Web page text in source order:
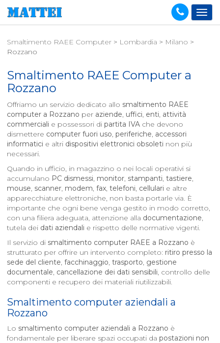
Smaltimento RAEE Computer > Lombardia > Milano >
Rozzano
Smaltimento RAEE Computer a
Rozzano
Offriamo un servizio dedicato allo smaltimento RAEE
computer a Rozzano per aziende, uffici, enti, attività
commerciali e possessori di partita IVA che devono
dismettere computer fuori uso, periferiche, accessori
informatici e altri dispositivi elettronici obsoleti non più
necessari.
Quando in ufficio, in magazzino o nei locali operativi si
accumulano PC dismessi, monitor, stampanti, tastiere,
mouse, scanner, modem, fax, telefoni, cellulari e altre
apparecchiature elettroniche, non basta portarle via. È
importante che ogni bene venga gestito in modo corretto,
con una filiera adeguata, attenzione alla documentazione,
tutela dei dati aziendali e rispetto delle normative vigenti.
Il servizio di smaltimento computer RAEE a Rozzano è
strutturato per offrire un intervento completo: ritiro presso la
sede del cliente, facchinaggio, trasporto, gestione
documentale, cancellazione dei dati sensibili, controllo delle
componenti e recupero dei materiali riutilizzabili.
Smaltimento computer aziendali a
Rozzano
Lo smaltimento computer aziendali a Rozzano è
fondamentale per liberare spazi occupati da postazioni non